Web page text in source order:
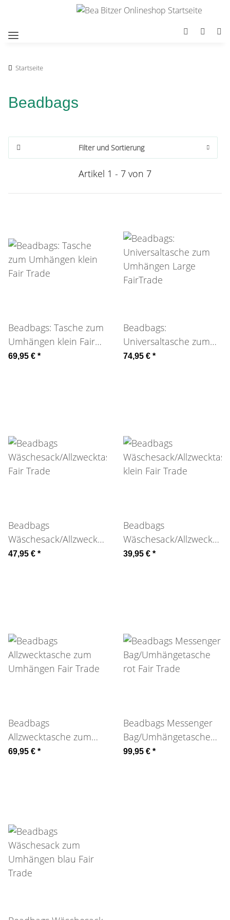
Startseite
Beadbags
Filter und Sortierung
Artikel 1 - 7 von 7
Beadbags: Tasche zum
Umhängen klein Fair
Trade
69,95 € *
Beadbags:
Universaltasche zum
Umhängen Large
74,95 € *
Beadbags
Wäschesack/Allzwecktasche
Fair Trade
47,95 € *
Beadbags
Wäschesack/
klein Fair Trade
39,95 € *
Beadbags
Allzwecktasche zum
Umhängen Fair Trade
69,95 € *
Beadbags Messenger
Bag/Umhängetasche
rot Fair Trade
99,95 € *